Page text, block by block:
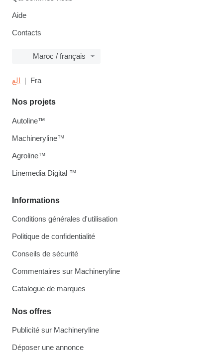
Aide
Contacts
Maroc / français
الع Fra
Informations
Conditions générales d'utilisation
Politique de confidentialité
Conseils de sécurité
Commentaires sur Machineryline
Catalogue de marques
Nos offres
Publicité sur Machineryline
Déposer une annonce
Nos projets
Autoline™
Machineryline™
Agroline™
Linemedia Digital ™